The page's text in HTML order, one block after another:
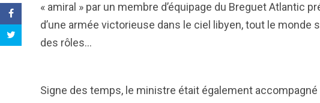
« amiral » par un membre d’équipage du Breguet Atlantic
d’une armée victorieuse dans le ciel libyen, tout le
des rôles…
Signe des temps, le ministre était également